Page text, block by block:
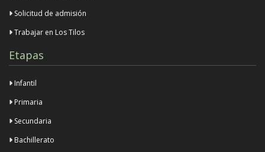
Solicitud de admisión
Trabajar en Los Tilos
Etapas
Infantil
Primaria
Secundaria
Bachillerato